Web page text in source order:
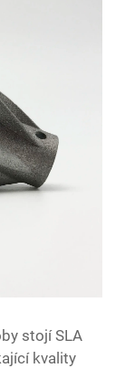
stojí SLA
kvality